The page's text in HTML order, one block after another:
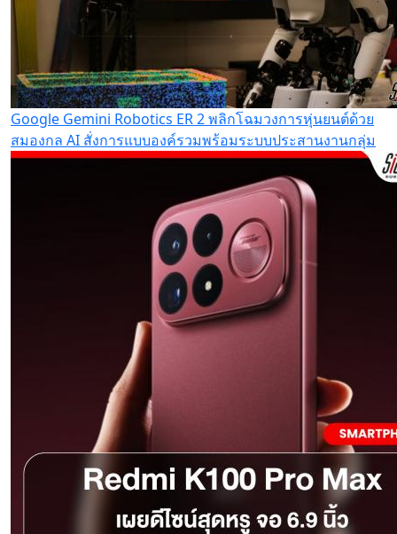
Google Gemini Robotics ER 2 พลิกโฉมวงการหุ่นยนต์ด้วย
สมองกล AI สั่งการแบบองค์รวมพร้อมระบบประสานงานกลุ่ม